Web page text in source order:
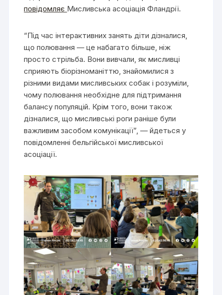
повідомляє Мисливська асоціація Фландрії.
“Під час інтерактивних занять діти дізналися,
що полювання — це набагато більше, ніж
просто стрільба. Вони вивчали, як мисливці
сприяють біорізноманіттю, знайомилися з
різними видами мисливських собак і розуміли,
чому полювання необхідне для підтримання
балансу популяцій. Крім того, вони також
дізналися, що мисливські роги раніше були
важливим засобом комунікації”, — йдеться у
повідомленні бельгійської мисливської
асоціації.